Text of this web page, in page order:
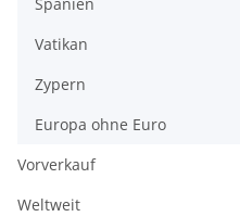
Vatikan
Zypern
Europa ohne Euro
Vorverkauf
Weltweit